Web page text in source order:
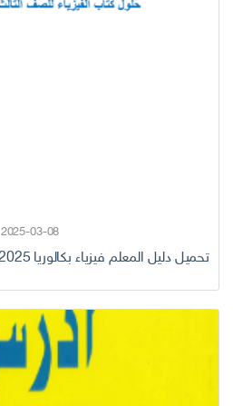
2025-03-08
تحميل دليل المعلم فيزياء بكالوريا 2025 pdf المنصة التعليمية السورية